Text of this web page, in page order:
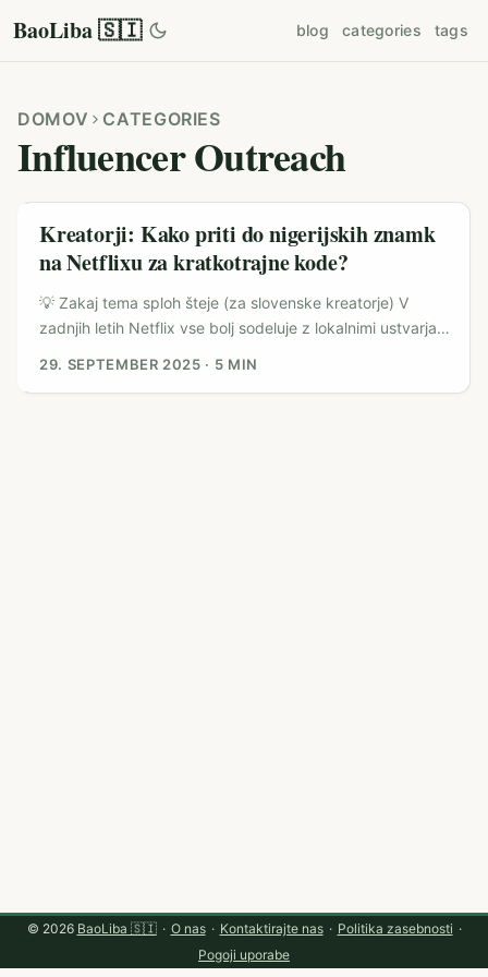
BaoLiba 🇸🇮 blog categories tags
DOMOV CATEGORIES
Influencer Outreach
Kreatorji: Kako priti do nigerijskih znamk
na Netflixu za kratkotrajne kode?
💡 Zakaj tema sploh šteje (za slovenske kreatorje) V
zadnjih letih Netflix vse bolj sodeluje z lokalnimi ustvarjalci
29. SEPTEMBER 2025 · 5 MIN
© 2026 BaoLiba 🇸🇮 · O nas · Kontaktirajte nas · Politika zasebnosti ·
Pogoji uporabe